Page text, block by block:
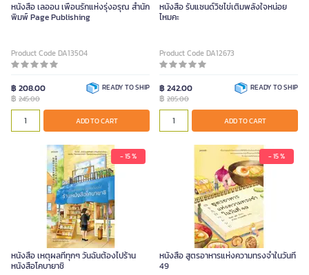
หนังสือ เลออน เพื่อนรักแห่งรุ่งอรุณ สำนัก
พิมพ์ Page Publishing
Product Code DA13504
฿ 208.00
฿ 245.00
READY TO SHIP
ADD TO CART
หนังสือ รับแซนด์วิชไข่เติมพลังใจหน่อย
ไหมคะ
Product Code DA12673
฿ 242.00
฿ 285.00
READY TO SHIP
ADD TO CART
- 15 %
หนังสือ เหตุผลที่ทุกๆ วันฉันต้องไปร้าน
หนังสือโคบายาชิ
- 15 %
หนังสือ สูตรอาหารแห่งความทรงจำในวันที่
49